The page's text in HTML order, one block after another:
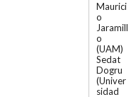
Maurici
o
Jaramill
o
(UAM)
Sedat
Dogru
(Univer
sidad